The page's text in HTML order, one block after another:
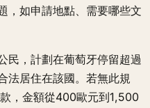
，如申請地點、需要哪些文
民，計劃在葡萄牙停留超過
法居住在該國。若無此規
，金額從400歐元到1,500